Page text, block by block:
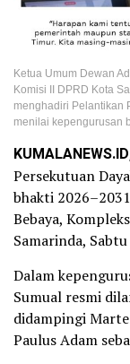
Ketua Umum Dewan
Komisi II DPRD Kota
menghadiri Pelantikan
menilai kepengurusan
Persekutuan
bhakti
Bebaya,
Samarinda,
Dalam
Sumual resmi
didampingi
Paulus Adam